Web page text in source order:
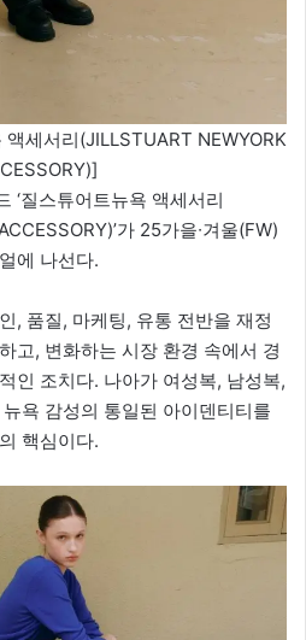
세서리(JILLSTUART NEWYORK
‘질스튜어트뉴욕 액세서리
가 25가을∙겨울(FW)
에 나선다.
, 품질, 마케팅, 유통 전반을 재정
고, 변화하는 시장 환경 속에서 경
인 조치다. 나아가 여성복, 남성복,
욕 감성의 통일된 아이덴티티를
핵심이다.